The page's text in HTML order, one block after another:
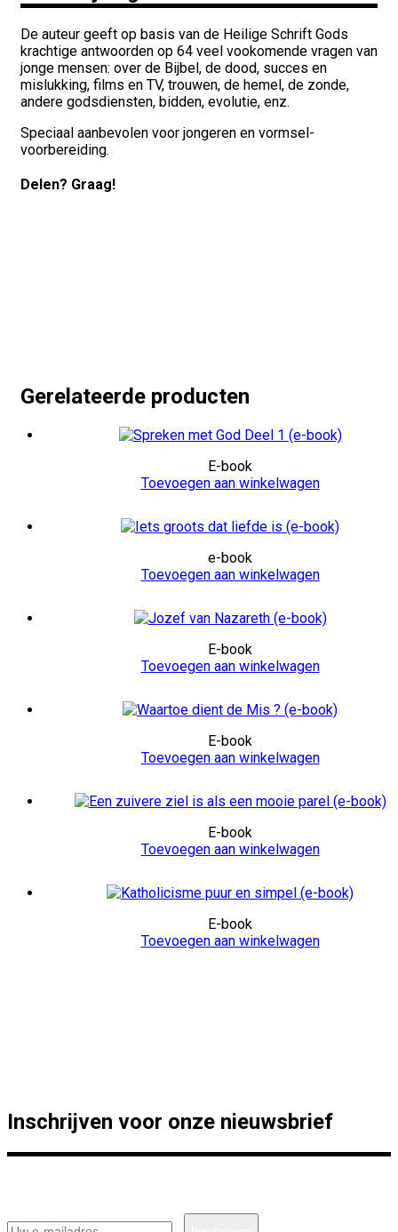
De auteur geeft op basis van de Heilige Schrift Gods
krachtige antwoorden op 64 veel vookomende vragen van
jonge mensen: over de Bijbel, de dood, succes en
mislukking, films en TV, trouwen, de hemel, de zonde,
andere godsdiensten, bidden, evolutie, enz.
Speciaal aanbevolen voor jongeren en vormsel-
voorbereiding.
Delen? Graag!
Gerelateerde producten
E-book
Toevoegen aan winkelwagen
e-book
Toevoegen aan winkelwagen
E-book
Toevoegen aan winkelwagen
E-book
Toevoegen aan winkelwagen
E-book
Toevoegen aan winkelwagen
E-book
Toevoegen aan winkelwagen
Inschrijven voor onze nieuwsbrief